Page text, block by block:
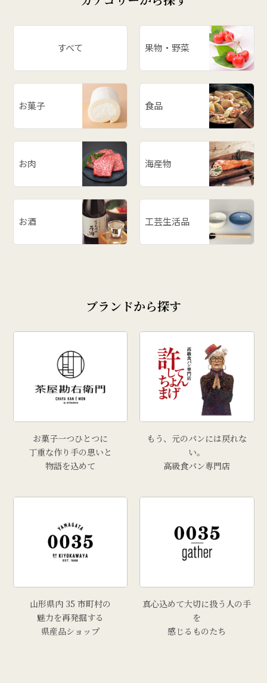
すべて 果物・野菜
お菓子 食品
お肉 海産物
お酒 工芸生活品
ブランドから探す
お菓子一つひとつに
丁重な作り手の思いと
物語を込めて
もう、元のパンには戻れな
い。
高級食パン専門店
山形県内 35 市町村の
魅力を再発掘する
県産品ショップ
真心込めて大切に扱う人の手
を
感じるものたち